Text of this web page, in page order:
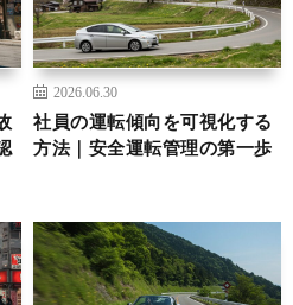
2026.06.30
社員の運転傾向を可視化する
方法｜安全運転管理の第一歩